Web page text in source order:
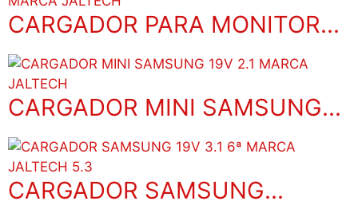
CARGADOR PARA MONITOR...
CARGADOR MINI SAMSUNG...
CARGADOR SAMSUNG...